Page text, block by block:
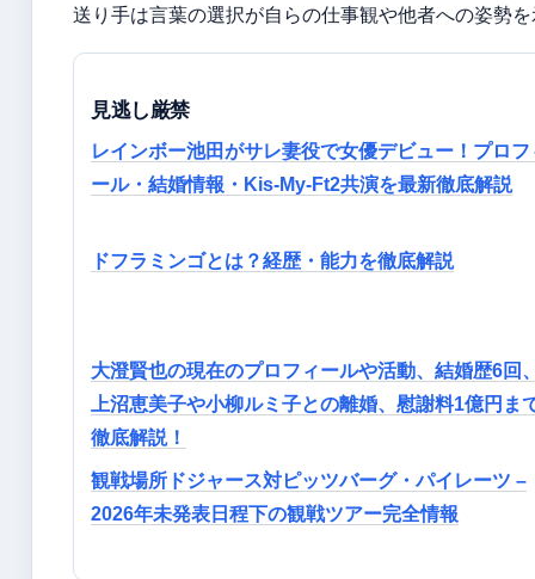
送り手は言葉の選択が自らの仕事観や他者への姿勢
見逃し厳禁
レインボー池田がサレ妻役で女優デビュー！プロフ
ール・結婚情報・Kis-My-Ft2共演を最新徹底解説
ドフラミンゴとは？経歴・能力を徹底解説
大澄賢也の現在のプロフィールや活動、結婚歴6回
上沼恵美子や小柳ルミ子との離婚、慰謝料1億円ま
徹底解説！
観戦場所ドジャース対ピッツバーグ・パイレーツ –
2026年未発表日程下の観戦ツアー完全情報